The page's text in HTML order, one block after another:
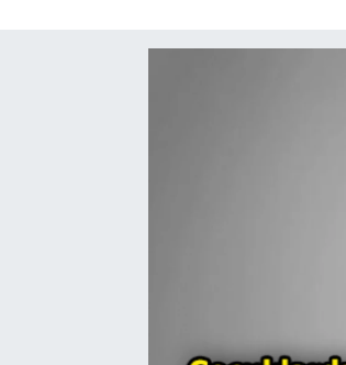
KÜLTÜR-SANAT